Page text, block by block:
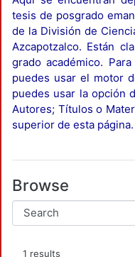
tesis de posgrado
de la División de
Azcapotzalco. Están
grado académico.
puedes usar el motor
puedes usar la opción
Autores; Títulos o
superior de esta página.
Browse
1 results